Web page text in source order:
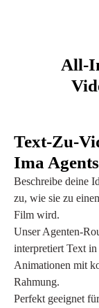
All-
Text-Zu-
Ima Agents
Beschreibe deine
zu, wie sie zu
Film wird.
Unser Agenten-
interpretiert Text in
Animationen mit
Rahmung.
Perfekt geeignet für